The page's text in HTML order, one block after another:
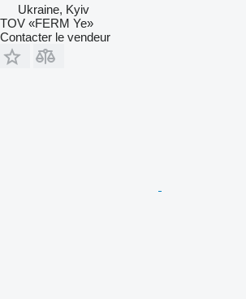
Ukraine, Kyiv
TOV «FERM Ye»
Contacter le vendeur